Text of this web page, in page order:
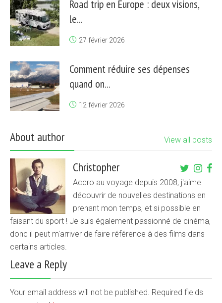
Road trip en Europe : deux visions,
le...
27 février 2026
Comment réduire ses dépenses
quand on...
12 février 2026
About author View all posts
Christopher
Accro au voyage depuis 2008, j'aime
découvrir de nouvelles destinations en
prenant mon temps, et si possible en
faisant du sport ! Je suis également passionné de cinéma,
donc il peut m'arriver de faire référence à des films dans
certains articles.
Leave a Reply
Your email address will not be published. Required fields